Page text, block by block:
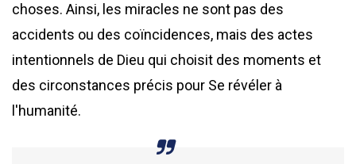
choses. Ainsi, les miracles ne sont pas des
accidents ou des coïncidences, mais des actes
intentionnels de Dieu qui choisit des moments et
des circonstances précis pour Se révéler à
l'humanité.